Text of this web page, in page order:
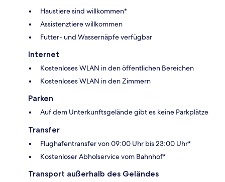
Haustiere sind willkommen*
Assistenztiere willkommen
Futter- und Wassernäpfe verfügbar
Internet
Kostenloses WLAN in den öffentlichen Bereichen
Kostenloses WLAN in den Zimmern
Parken
Auf dem Unterkunftsgelände gibt es keine Parkplätze
Transfer
Flughafentransfer von 09:00 Uhr bis 23:00 Uhr*
Kostenloser Abholservice vom Bahnhof*
Transport außerhalb des Geländes